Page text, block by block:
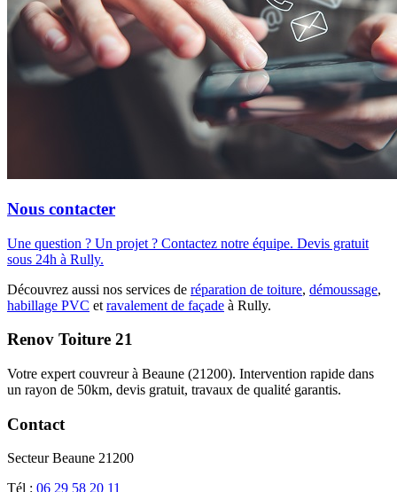
Nous contacter
Une question ? Un projet ? Contactez notre équipe. Devis gratuit
sous 24h à Rully.
Découvrez aussi nos services de réparation de toiture, démoussage,
habillage PVC et ravalement de façade à Rully.
Renov Toiture 21
Votre expert couvreur à Beaune (21200). Intervention rapide dans
un rayon de 50km, devis gratuit, travaux de qualité garantis.
Contact
Secteur Beaune 21200
Tél : 06 29 58 20 11